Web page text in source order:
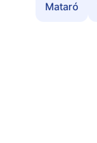
Mataró